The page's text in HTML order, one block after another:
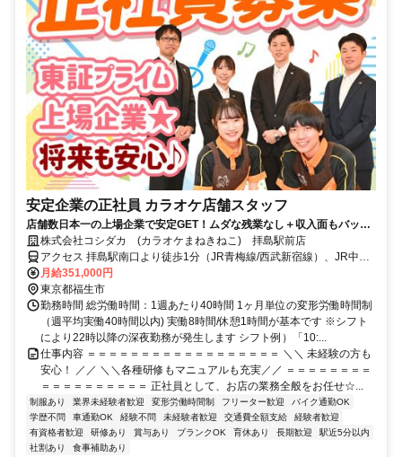
安定企業の正社員 カラオケ店舗スタッフ
店舗数日本一の上場企業で安定GET！ムダな残業なし＋収入面もバッチ
リ！賞与年2回＆7連休年2回など安心の福利厚生有！
株式会社コシダカ (カラオケまねきねこ) 拝島駅前店
アクセス 拝島駅南口より徒歩1分（JR青梅線/西武新宿線）、JR中央
線 立川駅より車25分
月給351,000円
東京都福生市
勤務時間 総労働時間：1週あたり40時間 1ヶ月単位の変形労働時間制
（週平均実働40時間以内) 実働8時間/休憩1時間が基本です ※シフト
により22時以降の深夜勤務が発生します シフト例）「10:...
仕事内容 ＝＝＝＝＝＝＝＝＝＝＝＝＝＝＝＝＝＝ ＼＼ 未経験の方も
安心！ ／／ ＼＼各種研修もマニュアルも充実／／ ＝＝＝＝＝＝＝＝
＝＝＝＝＝＝＝＝＝＝ 正社員として、お店の業務全般をお任せ☆...
制服あり 業界未経験者歓迎 変形労働時間制 フリーター歓迎
バイク通勤OK
学歴不問
車通勤OK 経験不問 未経験者歓迎 交通費全額支給
経験者歓迎
有資格者歓迎
研修あり 賞与あり ブランクOK 育休あり 長期歓迎
駅近5分以内
社割あり
食事補助あり